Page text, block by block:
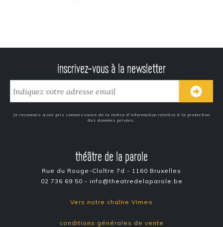
inscrivez-vous à la newsletter
Je reconnais avoir pris connaissance de la notice d’information relative à la protection
des données privées.
théâtre de la parole
Rue du Rouge-Cloître 7d - 1160 Bruxelles
02 736 69 50 - info@theatredelaparole.be
Vers notre chaîne Vimeo
conditions générales de vente